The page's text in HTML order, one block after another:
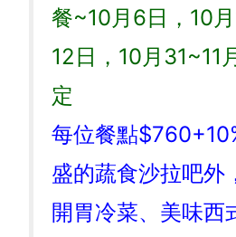
餐~10月6日，10
12日，10月31~11
定
每位餐點
盛的蔬食沙拉吧外
開胃冷菜、美味西